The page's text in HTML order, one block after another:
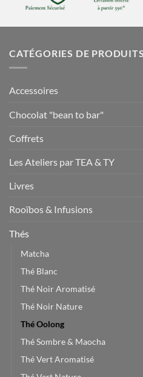
CATÉGORIES DE PRODUITS
Accessoires
Chocolat "bean to bar"
Coffrets
Les Ateliers par TEA & TY
Livres
Rooïbos & Infusions
Thés
Matcha
Thé Blanc
Thé Noir Aromatisé
Thé Noir Nature
Thé Oolong
Thé Sombre & Maocha
Thé Vert Aromatisé